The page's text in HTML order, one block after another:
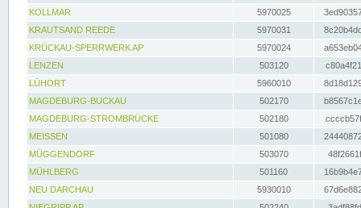
KOLLMAR
5970025
KRAUTSAND REEDE
5970031
KRÜCKAU-SPERRWERK AP
5970024
LENZEN
503120
LÜHORT
5960010
MAGDEBURG-BUCKAU
502170
MAGDEBURG-STROMBRÜCKE
502180
MEISSEN
501080
MÜGGENDORF
503070
MÜHLBERG
501160
NEU DARCHAU
5930010